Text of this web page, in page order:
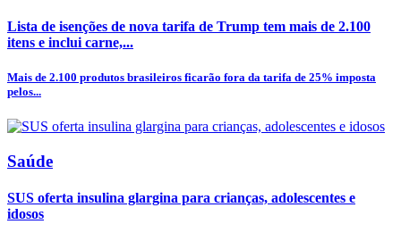
Lista de isenções de nova tarifa de Trump tem mais de 2.100
itens e inclui carne,...
Mais de 2.100 produtos brasileiros ficarão fora da tarifa de 25% imposta
pelos...
Saúde
SUS oferta insulina glargina para crianças, adolescentes e
idosos